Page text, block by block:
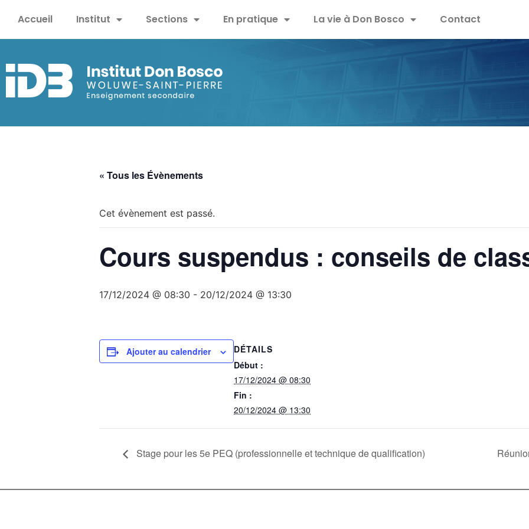
Accueil Institut Sections En pratique La vie à Don Bosco Contact
« Tous les Évènements
Cet évènement est passé.
Cours suspendus : conseils de
17/12/2024 @ 08:30 - 20/12/2024 @ 13:30
Ajouter au calendrier
DÉTAILS
Début :
17/12/2024 @ 08:30
Fin :
20/12/2024 @ 13:30
Stage pour les 5e PEQ (professionnelle et technique de qualification)